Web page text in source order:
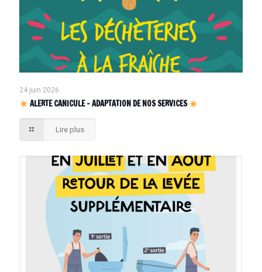
24 juin 2026
ALERTE CANICULE – ADAPTATION DE NOS SERVICES
Lire plus